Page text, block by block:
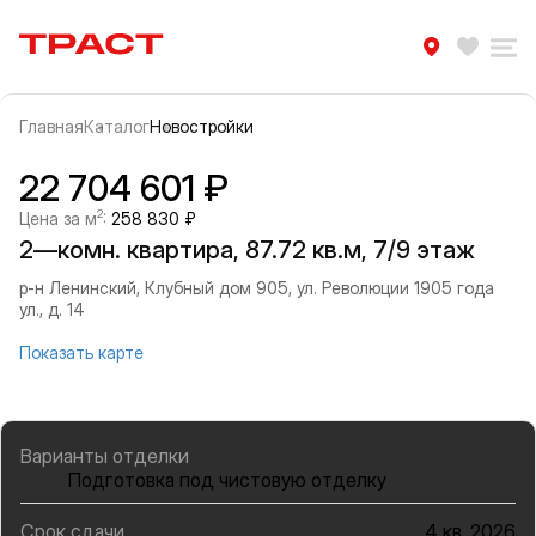
Траст | Служба недвижимости
ГлавнаяКаталогНовостройки
Информация об объекте
Галерея
22 704 601 ₽
Цена за м2: 258 830 ₽
2—комн. квартира, 87.72 кв.м, 7/9 этаж
р-н Ленинский, Клубный дом 905, ул. Революции 1905 года
ул., д. 14
Показать карте
Варианты отделки
Подготовка под чистовую отделку
Срок сдачи 4 кв. 2026